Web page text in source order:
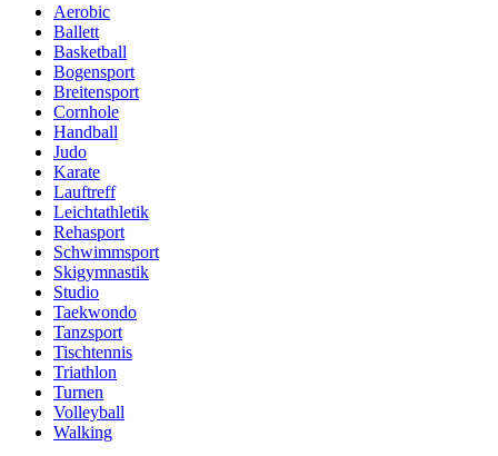
Aerobic
Ballett
Basketball
Bogensport
Breitensport
Cornhole
Handball
Judo
Karate
Lauftreff
Leichtathletik
Rehasport
Schwimmsport
Skigymnastik
Studio
Taekwondo
Tanzsport
Tischtennis
Triathlon
Turnen
Volleyball
Walking